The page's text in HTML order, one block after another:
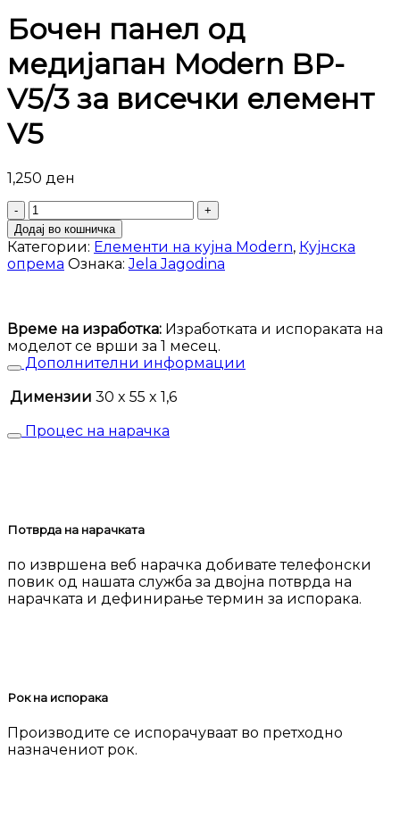
Бочен панел од
медијапан Modern BP-
V5/3 за висечки елемент
V5
1,250 ден
Бочен
панел
од
медијапан
Modern
за
висечки
елемент
количина
Додај во кошничка
Категории: Елементи на кујна Modern, Кујнска
опрема Ознака:Jela Jagodina
Време на изработка: Изработката и испораката на
моделот се врши за 1 месец.
Дополнителни информации
Димензии 30 x 55 x 1,6
Процес на нарачка
Потврда на нарачката
по извршена веб нарачка добивате телефонски
повик од нашата служба за двојна потврда на
нарачката и дефинирање термин за испорака.
Рок на испорака
Производите се испорачуваат во претходно
назначениот рок.